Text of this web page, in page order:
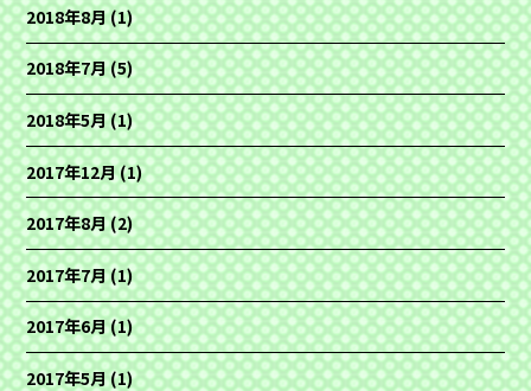
2018年8月(1)
2018年7月(5)
2018年5月(1)
2017年12月(1)
2017年8月(2)
2017年7月(1)
2017年6月(1)
2017年5月(1)